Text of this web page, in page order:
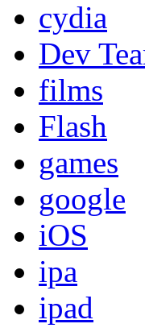
cydia
Dev
films
Flash
games
google
iOS
ipa
ipad